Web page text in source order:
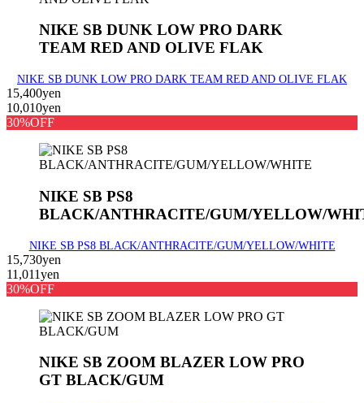
NIKE SB DUNK LOW PRO DARK
TEAM RED AND OLIVE FLAK
NIKE SB DUNK LOW PRO DARK TEAM RED AND OLIVE FLAK
15,400yen
10,010yen
30%OFF
NIKE SB PS8
BLACK/ANTHRACITE/GUM/YELLOW/
NIKE SB PS8 BLACK/ANTHRACITE/GUM/YELLOW/WHITE
15,730yen
11,011yen
30%OFF
NIKE SB ZOOM BLAZER LOW PRO
GT BLACK/GUM